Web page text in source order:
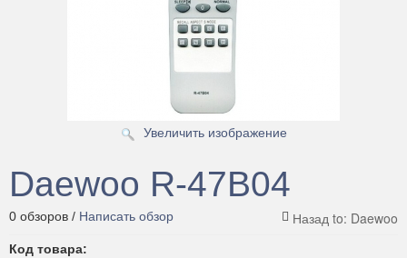
Увеличить изображение
Daewoo R-47B04
0 обзоров / Написать обзор
Код товара: